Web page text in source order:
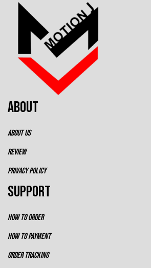
ABOUT
ABOUT US
REVIEW
PRIVACY POLICY
SUPPORT
HOW TO ORDER
HOW TO PAYMENT
ORDER TRACKING